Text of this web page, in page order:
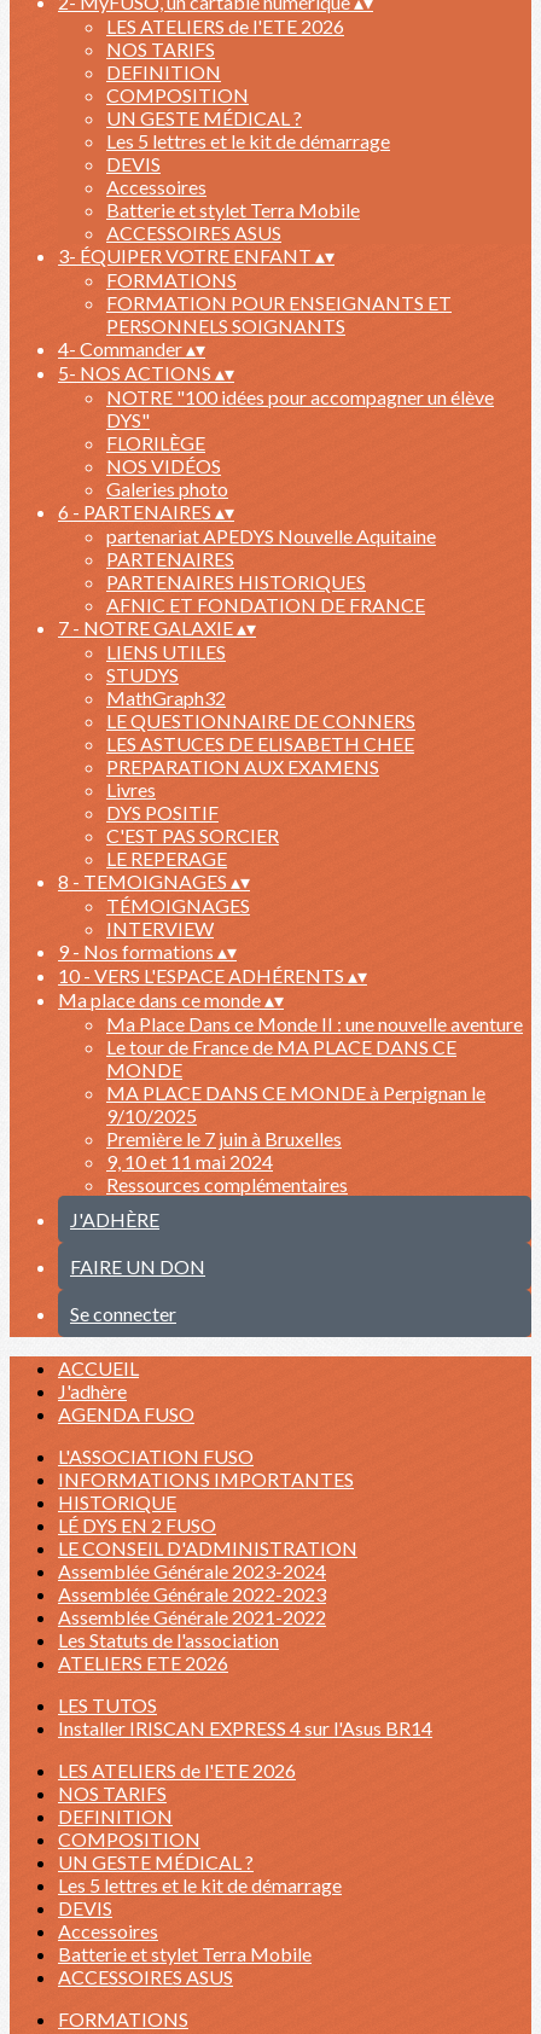
LES ATELIERS de l'ETE 2026
NOS TARIFS
DEFINITION
COMPOSITION
UN GESTE MÉDICAL ?
Les 5 lettres et le kit de démarrage
DEVIS
Accessoires
Batterie et stylet Terra Mobile
ACCESSOIRES ASUS
3- ÉQUIPER VOTRE ENFANT ▴▾
FORMATIONS
FORMATION POUR ENSEIGNANTS ET
PERSONNELS SOIGNANTS
4- Commander▴▾
5- NOS ACTIONS ▴▾
NOTRE "100 idées pour accompagner un élève
DYS"
FLORILÈGE
NOS VIDÉOS
Galeries photo
6 - PARTENAIRES ▴▾
partenariat APEDYS Nouvelle Aquitaine
PARTENAIRES
PARTENAIRES HISTORIQUES
AFNIC ET FONDATION DE FRANCE
7 - NOTRE GALAXIE▴▾
LIENS UTILES
STUDYS
MathGraph32
LE QUESTIONNAIRE DE CONNERS
LES ASTUCES DE ELISABETH CHEE
PREPARATION AUX EXAMENS
Livres
DYS POSITIF
C'EST PAS SORCIER
LE REPERAGE
8 - TEMOIGNAGES ▴▾
TÉMOIGNAGES
INTERVIEW
9 - Nos formations ▴▾
10 - VERS L'ESPACE ADHÉRENTS ▴▾
Ma place dans ce monde▴▾
Ma Place Dans ce Monde II : une nouvelle aventure
Le tour de France de MA PLACE DANS CE
MONDE
MA PLACE DANS CE MONDE à Perpignan le
9/10/2025
Première le 7 juin à Bruxelles
9, 10 et 11 mai 2024
Ressources complémentaires
J'ADHÈRE
FAIRE UN DON
Se connecter
ACCUEIL
J'adhère
AGENDA FUSO
L'ASSOCIATION FUSO
INFORMATIONS IMPORTANTES
HISTORIQUE
LÉ DYS EN 2 FUSO
LE CONSEIL D'ADMINISTRATION
Assemblée Générale 2023-2024
Assemblée Générale 2022-2023
Assemblée Générale 2021-2022
Les Statuts de l'association
ATELIERS ETE 2026
LES TUTOS
Installer IRISCAN EXPRESS 4 sur l'Asus BR14
LES ATELIERS de l'ETE 2026
NOS TARIFS
DEFINITION
COMPOSITION
UN GESTE MÉDICAL ?
Les 5 lettres et le kit de démarrage
DEVIS
Accessoires
Batterie et stylet Terra Mobile
ACCESSOIRES ASUS
FORMATIONS